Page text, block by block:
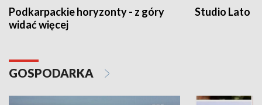
Podkarpackie horyzonty - z góry
widać więcej
Studio Lato
GOSPODARKA